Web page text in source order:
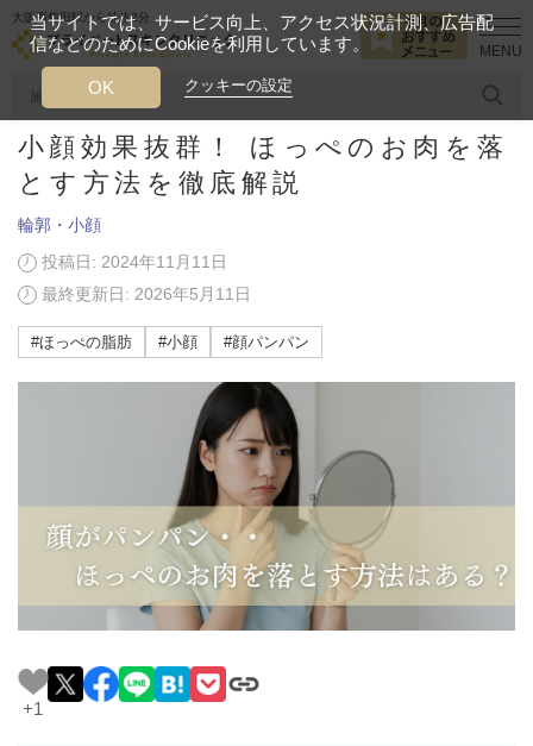
大阪西梅田駅から徒歩2分
人気のワード 糸リフト ヒアルロン酸 リジュランアイ
当クリニック月替わりのおすすめのメニュー
プライベートスキンクリニックが
選ばれる理由
クリニックについて
料金一覧
初めての方へ
美容ブログ 輪郭・小顔 小顔効果抜群！ ほっぺのお肉を
小顔効果抜群！ ほっぺのお肉を落
とす方法を徹底解説
輪郭・小顔
投稿日: 2024年11月11日
最終更新日: 2026年5月11日
#ほっぺの脂肪 #小顔 #顔パンパン
+1
当サイトでは、サービス向上、アクセス状況計測、広告配
信などのためにCookieを利用しています。
クッキーの設定
OK